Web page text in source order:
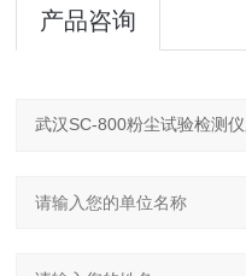
产品咨询